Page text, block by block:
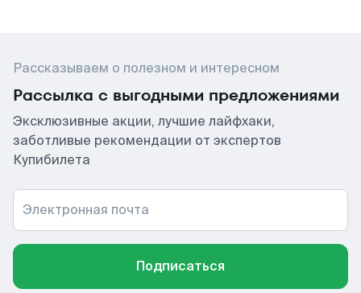
Рассказываем о полезном и интересном
Рассылка с выгодными предложениями
Эксклюзивные акции, лучшие лайфхаки,
заботливые рекомендации от экспертов
Купибилета
Электронная почта
Подписаться